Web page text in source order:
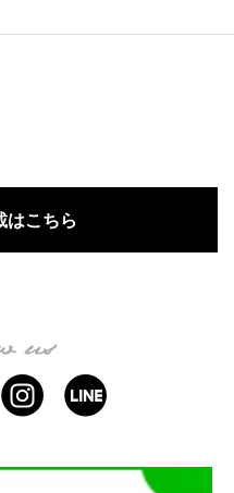
はこちら